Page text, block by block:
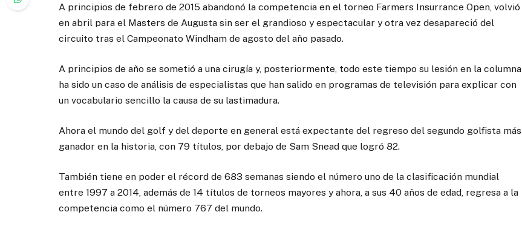
A principios de febrero de 2015 abandonó la competencia en el torneo Farmers Insurrance Open, volvió
en abril para el Masters de Augusta sin ser el grandioso y espectacular y otra vez desapareció del
circuito tras el Campeonato Windham de agosto del año pasado.
A principios de año se sometió a una cirugía y, posteriormente, todo este tiempo su lesión en la columna
ha sido un caso de análisis de especialistas que han salido en programas de televisión para explicar con
un vocabulario sencillo la causa de su lastimadura.
Ahora el mundo del golf y del deporte en general está expectante del regreso del segundo golfista más
ganador en la historia, con 79 títulos, por debajo de Sam Snead que logró 82.
También tiene en poder el récord de 683 semanas siendo el número uno de la clasificación mundial
entre 1997 a 2014, además de 14 títulos de torneos mayores y ahora, a sus 40 años de edad, regresa a la
competencia como el número 767 del mundo.